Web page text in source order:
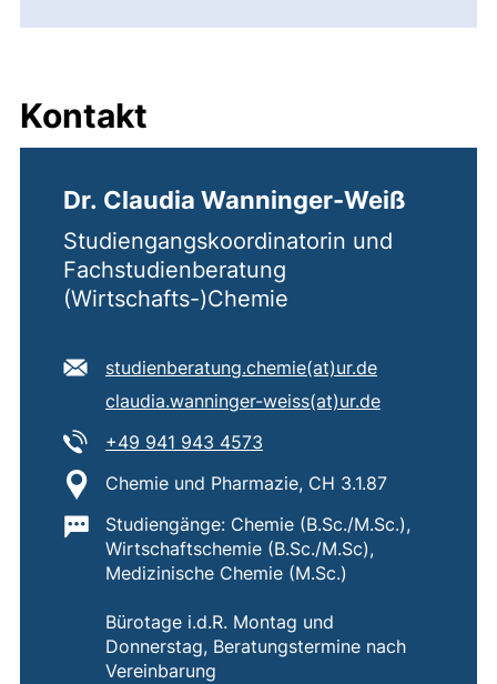
Kontakt
Dr. Claudia Wanninger-Weiß
Studiengangskoordinatorin und
Fachstudienberatung
(Wirtschafts-)Chemie
E-Mail Adresse:
studienberatung.chemie​(at)​ur.de
(öffnet Ihr E-Mail-Programm)
Sekundäre E-Mail Adresse:
claudia.wanninger-weiss​(at)​ur.de
Tel:
+49 941 943 4573
Standort:
Chemie und Pharmazie, CH 3.1.87
Wichtige Informationen:
Studiengänge: Chemie (B.Sc./M.Sc.),
Wirtschaftschemie (B.Sc./M.Sc),
Medizinische Chemie (M.Sc.)
Bürotage i.d.R. Montag und
Donnerstag, Beratungstermine nach
Vereinbarung